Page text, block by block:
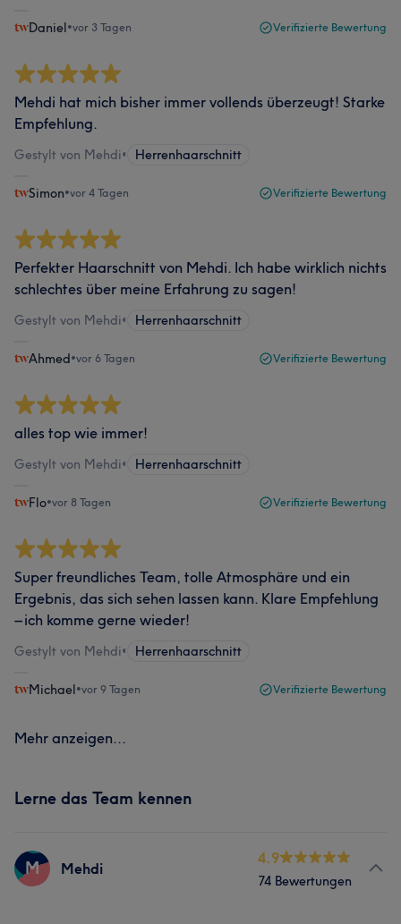
Daniel•vor 3 Tagen Verifizierte Bewertung
Mehdi hat mich bisher immer vollends überzeugt! Starke
Empfehlung.
Gestylt von Mehdi• Herrenhaarschnitt
Simon•vor 4 Tagen Verifizierte Bewertung
Perfekter Haarschnitt von Mehdi. Ich habe wirklich nichts
schlechtes über meine Erfahrung zu sagen!
Gestylt von Mehdi• Herrenhaarschnitt
Ahmed•vor 6 Tagen Verifizierte Bewertung
alles top wie immer!
Gestylt von Mehdi• Herrenhaarschnitt
Flo•vor 8 Tagen Verifizierte Bewertung
Super freundliches Team, tolle Atmosphäre und ein
Ergebnis, das sich sehen lassen kann. Klare Empfehlung
– ich komme gerne wieder!
Gestylt von Mehdi• Herrenhaarschnitt
Michael•vor 9 Tagen Verifizierte Bewertung
Mehr anzeigen...
Lerne das Team kennen
M Mehdi
4.9
74 Bewertungen